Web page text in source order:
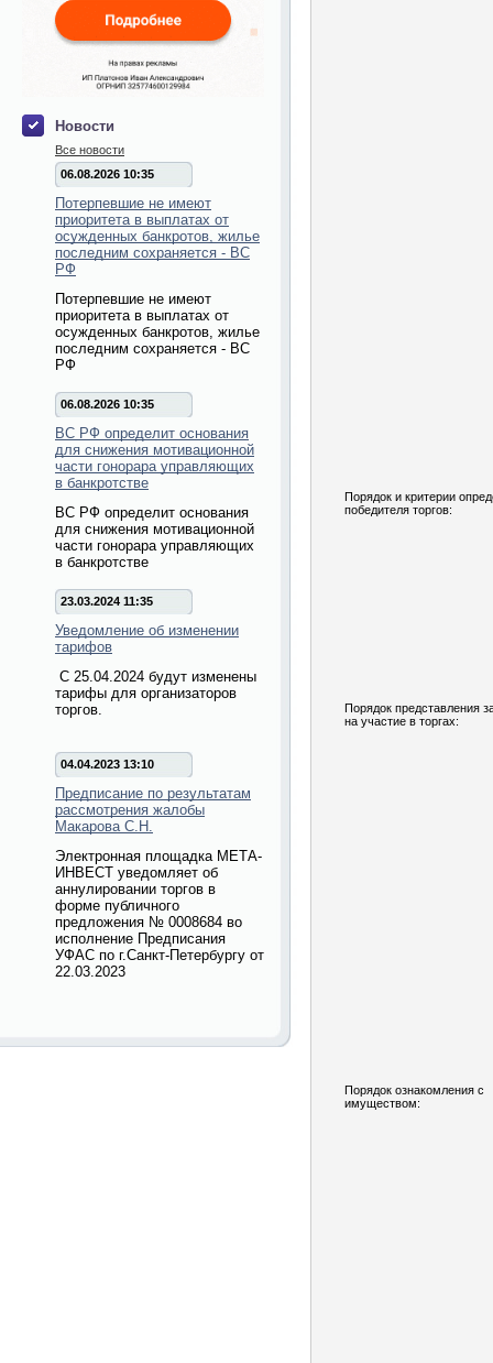
Новости
Все новости
06.08.2026 10:35
Потерпевшие не имеют
приоритета в выплатах от
осужденных банкротов, жилье
последним сохраняется - ВС
РФ
Потерпевшие не имеют
приоритета в выплатах от
осужденных банкротов, жилье
последним сохраняется - ВС
РФ
06.08.2026 10:35
ВС РФ определит основания
для снижения мотивационной
части гонорара управляющих
в банкротстве
ВС РФ определит основания
для снижения мотивационной
части гонорара управляющих
в банкротстве
23.03.2024 11:35
Уведомление об изменении
тарифов
С 25.04.2024 будут изменены
тарифы для организаторов
торгов.
04.04.2023 13:10
Предписание по результатам
рассмотрения жалобы
Макарова С.Н.
Электронная площадка МЕТА-
ИНВЕСТ уведомляет об
аннулировании торгов в
форме публичного
предложения № 0008684 во
исполнение Предписания
УФАС по г.Санкт-Петербургу от
22.03.2023
Порядок и критерии
победителя торгов:
Порядок представления
на участие в торгах:
Порядок ознакомления с
имуществом: